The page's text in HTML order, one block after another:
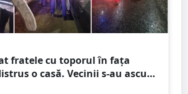
fratele cu toporul în fața
o casă. Vecinii s-au ascuns